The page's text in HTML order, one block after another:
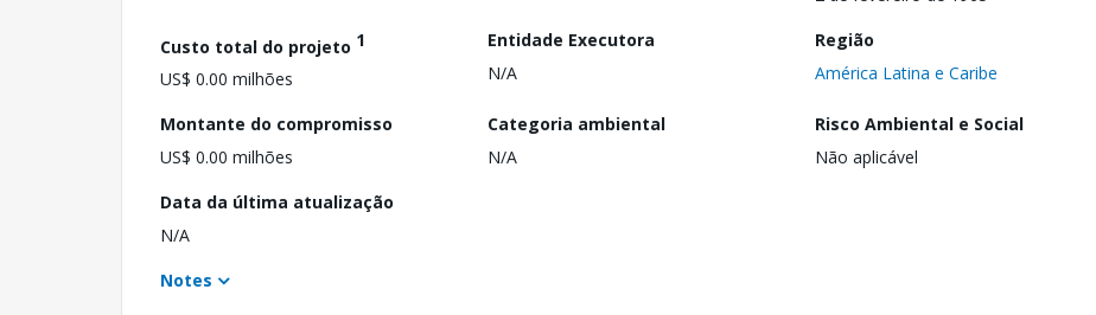
Custo total do projeto 1
US$ 0.00 milhões
Entidade Executora
N/A
Região
América Latina e Caribe
Montante do compromisso
US$ 0.00 milhões
Categoria ambiental
N/A
Risco Ambiental e Social
Não aplicável
Data da última atualização
N/A
Notes